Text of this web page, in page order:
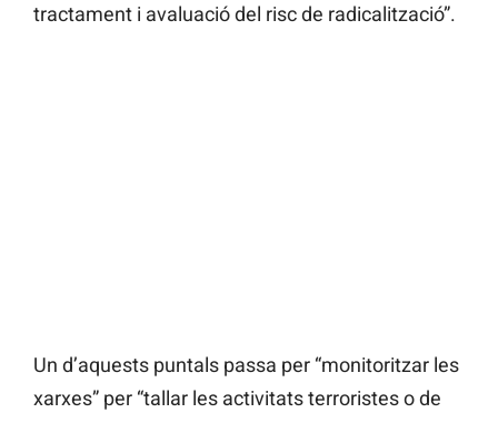
tractament i avaluació del risc de radicalització”.
Un d’aquests puntals passa per “monitoritzar les
xarxes” per “tallar les activitats terroristes o de